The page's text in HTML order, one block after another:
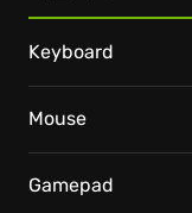
Keyboard
Mouse
Gamepad